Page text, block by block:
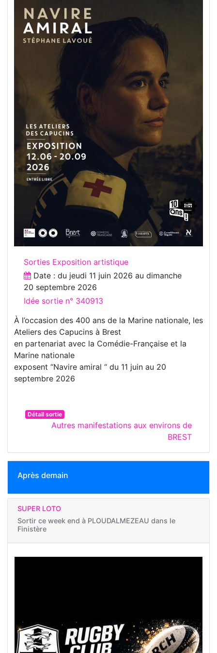
Sorties Exposition artistique
Date : du jeudi 11 juin 2026 au dimanche
20 septembre 2026
Idée sortie n° 340913
À l’occasion des 400 ans de la Marine nationale, les
Ateliers des Capucins à Brest
en partenariat avec la Comédie-Française et la
Marine nationale
exposent “Navire amiral “ du 11 juin au 20
septembre 2026
Détail sortie
Autres manifestations aux environs de
BREST
Après demain
SUPER LOTO
Sortir ce week end à PLOUDALMEZEAU dans le
Finistère